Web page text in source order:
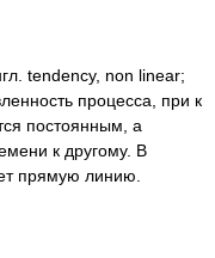
tendency, non linear;
процесса, при к
постоянным, а
к другому. В
прямую линию.